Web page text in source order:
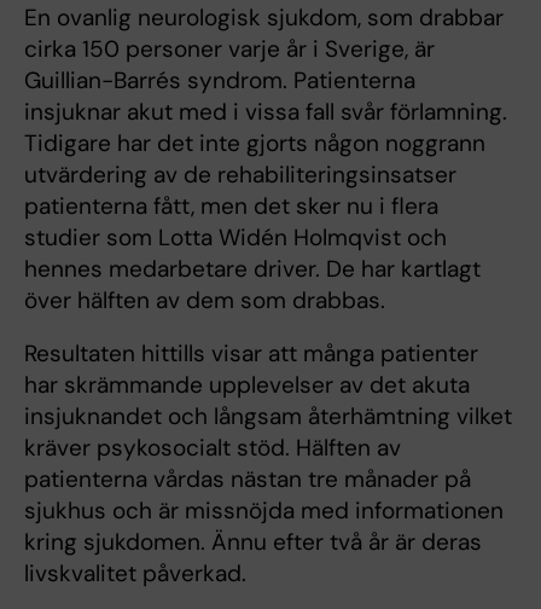
En ovanlig neurologisk sjukdom, som drabbar
cirka 150 personer varje år i Sverige, är
Guillian-Barrés syndrom. Patienterna
insjuknar akut med i vissa fall svår förlamning.
Tidigare har det inte gjorts någon noggrann
utvärdering av de rehabiliteringsinsatser
patienterna fått, men det sker nu i flera
studier som Lotta Widén Holmqvist och
hennes medarbetare driver. De har kartlagt
över hälften av dem som drabbas.
Resultaten hittills visar att många patienter
har skrämmande upplevelser av det akuta
insjuknandet och långsam återhämtning vilket
kräver psykosocialt stöd. Hälften av
patienterna vårdas nästan tre månader på
sjukhus och är missnöjda med informationen
kring sjukdomen. Ännu efter två år är deras
livskvalitet påverkad.